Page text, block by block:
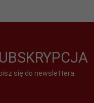
się do newslettera: